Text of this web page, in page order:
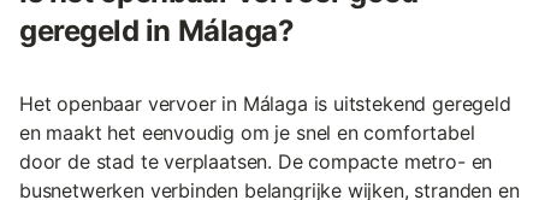
geregeld in Málaga?
Het openbaar vervoer in Málaga is uitstekend geregeld
en maakt het eenvoudig om je snel en comfortabel
door de stad te verplaatsen. De compacte metro- en
busnetwerken verbinden belangrijke wijken, stranden en